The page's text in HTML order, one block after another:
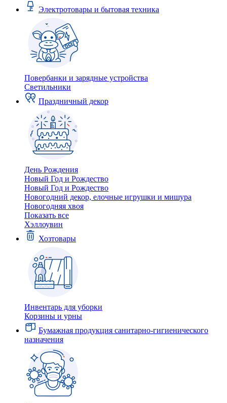
Электротовары и бытовая техника
Повербанки и зарядные устройства
Светильники
Праздничный декор
День Рождения
Новый Год и Рождество
Новый Год и Рождество
Новогодний декор, елочные игрушки и мишура
Новогодняя хвоя
Показать все
Хэллоувин
Хозтовары
Инвентарь для уборки
Корзины и урны
Бумажная продукция санитарно-гигиенического
назначения